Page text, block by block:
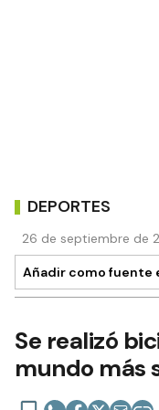
DEPORTES
26 de septiembre de
Añadir como fuente
Se realizó
mundo más